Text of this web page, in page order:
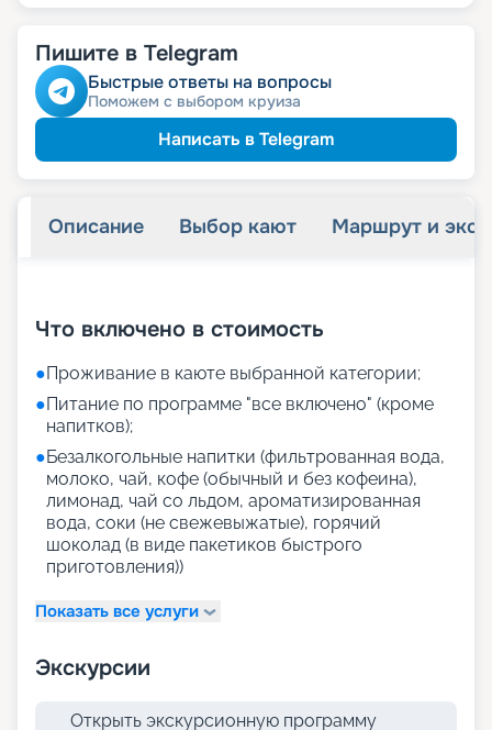
Пишите в Telegram
Быстрые ответы на вопросы
Поможем с выбором круиза
Написать в Telegram
Описание Выбор кают Маршрут и
Что включено в стоимость
●Проживание в каюте выбранной категории;
●Питание по программе "все включено" (кроме
напитков);
●Безалкогольные напитки (фильтрованная вода,
молоко, чай, кофе (обычный и без кофеина),
лимонад, чай со льдом, ароматизированная
вода, соки (не свежевыжатые), горячий
шоколад (в виде пакетиков быстрого
приготовления))
Показать все услуги
Экскурсии
Открыть экскурсионную программу